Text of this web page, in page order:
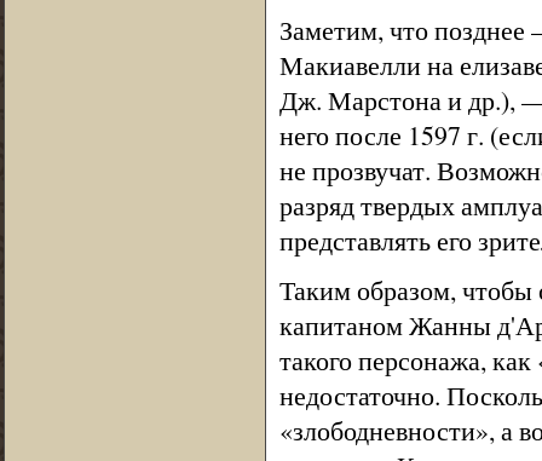
Заметим, что
Макиавелли на
Дж. Марстона и др.),
него после 1597 г.
не прозвучат.
разряд твердых
представлять его
Таким образом, чтобы
капитаном Жанны
такого персонажа,
недостаточно.
«злободневности», а